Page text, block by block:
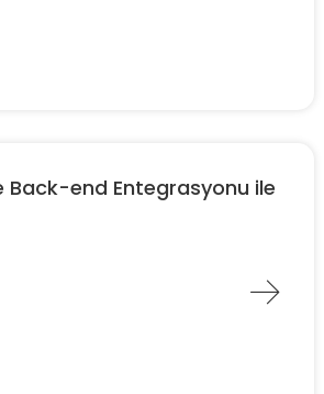
Back-end Entegrasyonu ile